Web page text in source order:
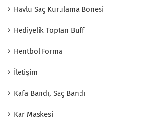
Havlu Saç Kurulama Bonesi
Hediyelik Toptan Buff
Hentbol Forma
İletişim
Kafa Bandı, Saç Bandı
Kar Maskesi